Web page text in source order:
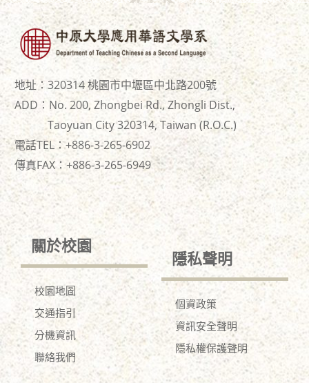
地址：320314 桃園市中壢區中北路200號
ADD：No. 200, Zhongbei Rd., Zhongli Dist.,
Taoyuan City 320314, Taiwan (R.O.C.)
電話TEL：+886-3-265-6902
傳真FAX：+886-3-265-6949
關於校園
校園地圖
交通指引
分機資訊
聯絡我們
隱私聲明
個資政策
資訊安全聲明
隱私權保護聲明